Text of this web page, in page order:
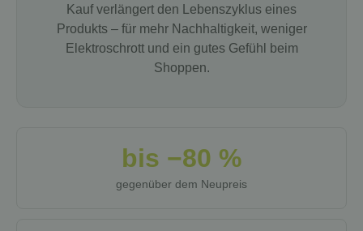
Kauf verlängert den Lebenszyklus eines
Produkts – für mehr Nachhaltigkeit, weniger
Elektroschrott und ein gutes Gefühl beim
Shoppen.
bis −80 %
gegenüber dem Neupreis